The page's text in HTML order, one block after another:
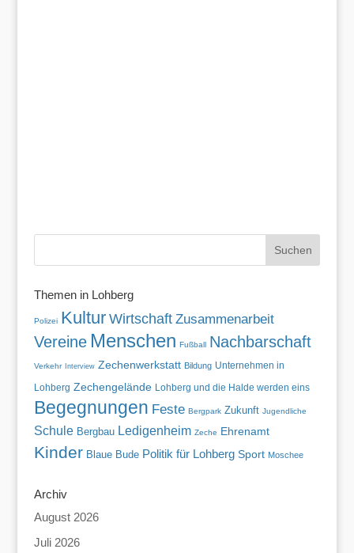
Themen in Lohberg
Polizei Kultur Wirtschaft Zusammenarbeit
Vereine Menschen Fußball Nachbarschaft
Verkehr Interview Zechenwerkstatt Bildung Unternehmen in
Lohberg Zechengelände Lohberg und die Halde werden eins
Begegnungen Feste Bergpark Zukunft Jugendliche
Schule Bergbau Ledigenheim Zeche Ehrenamt
Kinder Blaue Bude Politik für Lohberg Sport Moschee
Archiv
August 2026
Juli 2026